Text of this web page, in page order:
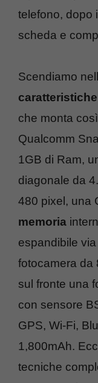
telefono, dopo
scheda e
Scendiamo
che monta
Qualcomm
1GB di Ram,
diagonale da
480 pixel, una
memoria
espandibile via
fotocamera da
sul fronte una
con sensore
GPS, Wi-Fi,
1,800mAh.
tecniche